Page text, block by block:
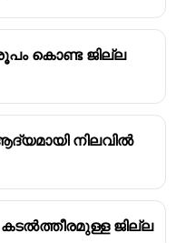
കൊണ്ട ജില്ല
നിലവിൽ
ജില്ല